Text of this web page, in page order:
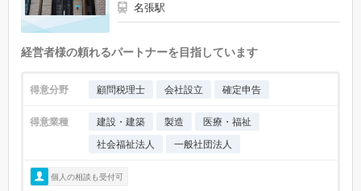
名張駅
経営者様の頼れるパートナーを目指しています
得意分野 顧問税理士 会社設立 確定申告
得意業種 建設・建築 製造
医療・福祉
社会福祉法人
一般社団法人
個人の相談も受付可